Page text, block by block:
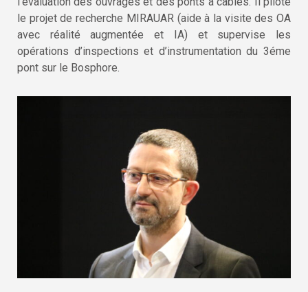
le projet de recherche MIRAUAR (aide à la visite des OA
avec réalité augmentée et IA) et supervise les
opérations d’inspections et d’instrumentation du 3éme
pont sur le Bosphore.